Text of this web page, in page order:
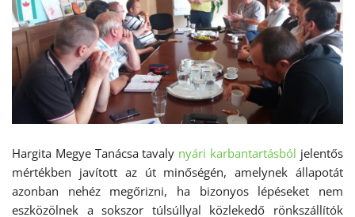
Hargita Megye Tanácsa tavaly nyári karbantartásból jelentős
mértékben javított az út minőségén, amelynek állapotát
azonban nehéz megőrizni, ha bizonyos lépéseket nem
eszközölnek a sokszor túlsúllyal közlekedő rönkszállítók